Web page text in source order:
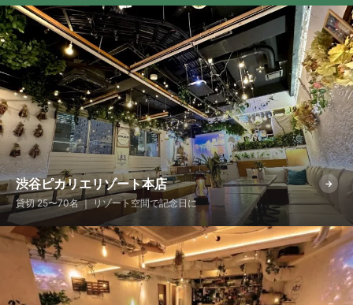
渋谷ピカリエリゾート本店 →
貸切 25〜70名 ｜ リゾート空間で記念日に